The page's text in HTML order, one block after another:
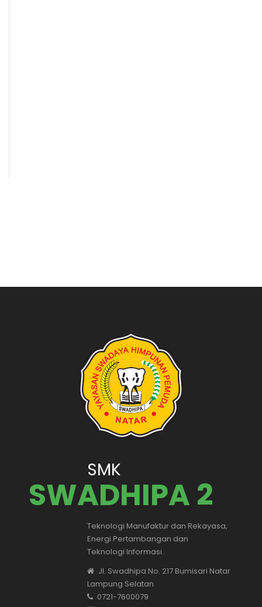
SMK
SWADHIPA 2
Teknologi Manufaktur dan Rekayasa,
Energi Pertambangan dan
Teknologi Informasi.
Jl. Swadhipa No. 217 Bumisari Natar
Lampung Selatan
0721-7600079